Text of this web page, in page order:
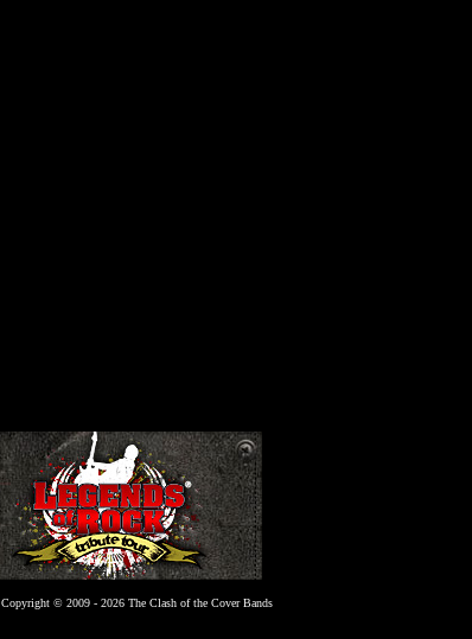
Copyright © 2009 - 2026 The Clash of the Cover Bands